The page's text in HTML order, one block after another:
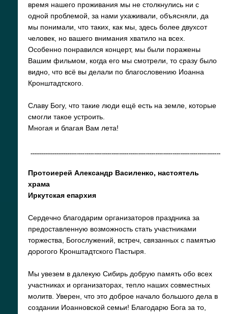
время нашего проживания мы не столкнулись ни с
одной проблемой, за нами ухаживали, объясняли, да
мы понимали, что таких, как мы, здесь более двухсот
человек, но вашего внимания хватило на всех.
Особенно понравился концерт, мы были поражены
Вашим фильмом, когда его мы смотрели, то сразу было
видно, что всё вы делали по благословению Иоанна
Кронштадтского.
Славу Богу, что такие люди ещё есть на земле, которые
смогли такое устроить.
Многая и благая Вам лета!
Протоиерей Александр Василенко, настоятель
храма
Иркутская епархия
Сердечно благодарим организаторов праздника за
предоставленную возможность стать участниками
торжества, Богослужений, встреч, связанных с памятью
дорогого Кронштадтского Пастыря.
Мы увезем в далекую Сибирь добрую память обо всех
участниках и организаторах, тепло наших совместных
молитв. Уверен, что это доброе начало большого дела в
создании Иоанновской семьи! Благодарю Бога за то,